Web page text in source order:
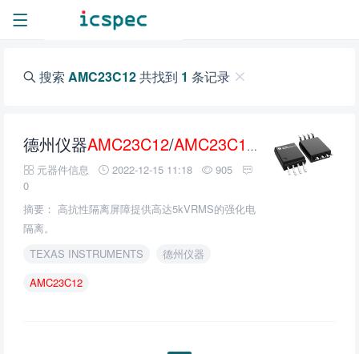
搜索 AMC23C12共找到 1 条记录
德州仪器AMC23C12/AMC23C12 - q1隔离窗口
元器件信息 2022-12-15 11:18
905
0
摘要： 高抗性隔离屏障提供高达5kVRMS的强化电
隔离。
TEXAS INSTRUMENTS
德州仪器
AMC23C12